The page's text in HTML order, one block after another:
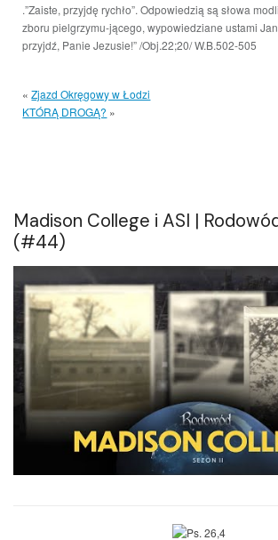
.”Zaiste, przyjdę rychło”. Odpowiedzią są słowa
zboru pielgrzymu-jącego, wypowiedziane ustami
przyjdź, Panie Jezusie!” /Obj.22;20/ W.B.502-505
«Zjazd Okręgowy w Łodzi
KTÓRĄ DROGĄ? »
Madison College i ASI |
(#44)